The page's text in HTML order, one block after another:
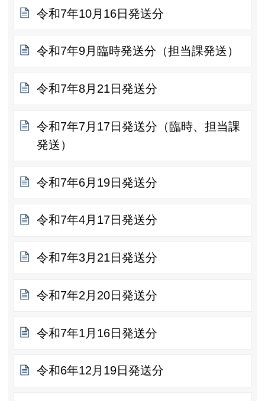
令和7年10月16日発送分
令和7年9月臨時発送分（担当課発送）
令和7年8月21日発送分
令和7年7月17日発送分（臨時、担当課
発送）
令和7年6月19日発送分
令和7年4月17日発送分
令和7年3月21日発送分
令和7年2月20日発送分
令和7年1月16日発送分
令和6年12月19日発送分